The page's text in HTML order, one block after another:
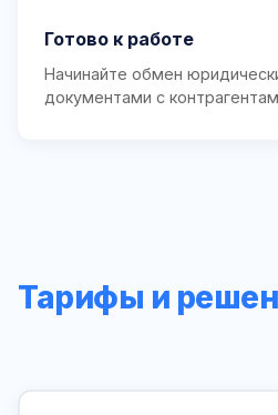
Готово к работе
Начинайте обмен
документами с
Тарифы и